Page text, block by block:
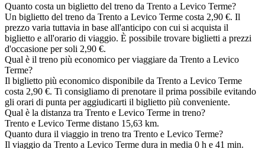
Quanto costa un biglietto del treno da Trento a Levico Terme?
Un biglietto del treno da Trento a Levico Terme costa 2,90 €. Il
prezzo varia tuttavia in base all'anticipo con cui si acquista il
biglietto e all'orario di viaggio. È possibile trovare biglietti a prezzi
d'occasione per soli 2,90 €.
Qual è il treno più economico per viaggiare da Trento a Levico
Terme?
Il biglietto più economico disponibile da Trento a Levico Terme
costa 2,90 €. Ti consigliamo di prenotare il prima possibile evitando
gli orari di punta per aggiudicarti il biglietto più conveniente.
Qual è la distanza tra Trento e Levico Terme in treno?
Trento e Levico Terme distano 15,63 km.
Quanto dura il viaggio in treno tra Trento e Levico Terme?
Il viaggio da Trento a Levico Terme dura in media 0 h e 41 min.